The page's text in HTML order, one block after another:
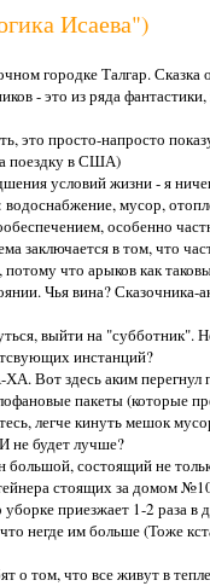
Исаева")
городке Талгар.
- это из ряда фантастики,
это просто-напросто
поездку в США)
условий жизни - я
водоснабжение, мусор,
особенно
заключается в том, что
что арыков как
Чья вина? Сказочника-
выйти на "субботник".
инстанций?
Вот здесь аким перегнул
пакеты (которые
легче кинуть мешок
не будет лучше?
состоящий не
стоящих за домом
приезжает 1-2 раза в
негде им больше (Тоже
о том, что все живут в